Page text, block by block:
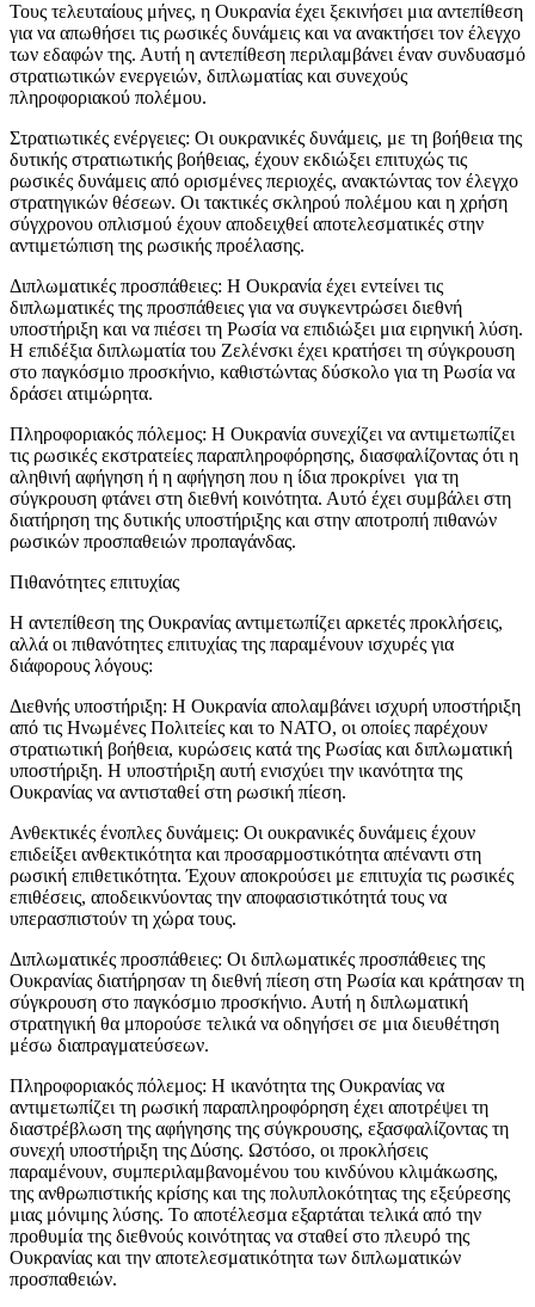
Τους τελευταίους μήνες, η Ουκρανία έχει ξεκινήσει μια αντεπίθεση
για να απωθήσει τις ρωσικές δυνάμεις και να ανακτήσει τον έλεγχο
των εδαφών της. Αυτή η αντεπίθεση περιλαμβάνει έναν συνδυασμό
στρατιωτικών ενεργειών, διπλωματίας και συνεχούς
πληροφοριακού πολέμου.
Στρατιωτικές ενέργειες: Οι ουκρανικές δυνάμεις, με τη βοήθεια της
δυτικής στρατιωτικής βοήθειας, έχουν εκδιώξει επιτυχώς τις
ρωσικές δυνάμεις από ορισμένες περιοχές, ανακτώντας τον έλεγχο
στρατηγικών θέσεων. Οι τακτικές σκληρού πολέμου και η χρήση
σύγχρονου οπλισμού έχουν αποδειχθεί αποτελεσματικές στην
αντιμετώπιση της ρωσικής προέλασης.
Διπλωματικές προσπάθειες: Η Ουκρανία έχει εντείνει τις
διπλωματικές της προσπάθειες για να συγκεντρώσει διεθνή
υποστήριξη και να πιέσει τη Ρωσία να επιδιώξει μια ειρηνική λύση.
Η επιδέξια διπλωματία του Ζελένσκι έχει κρατήσει τη σύγκρουση
στο παγκόσμιο προσκήνιο, καθιστώντας δύσκολο για τη Ρωσία να
δράσει ατιμώρητα.
Πληροφοριακός πόλεμος: Η Ουκρανία συνεχίζει να αντιμετωπίζει
τις ρωσικές εκστρατείες παραπληροφόρησης, διασφαλίζοντας ότι η
αληθινή αφήγηση ή η αφήγηση που η ίδια προκρίνει για τη
σύγκρουση φτάνει στη διεθνή κοινότητα. Αυτό έχει συμβάλει στη
διατήρηση της δυτικής υποστήριξης και στην αποτροπή πιθανών
ρωσικών προσπαθειών προπαγάνδας.
Πιθανότητες επιτυχίας
Η αντεπίθεση της Ουκρανίας αντιμετωπίζει αρκετές προκλήσεις,
αλλά οι πιθανότητες επιτυχίας της παραμένουν ισχυρές για
διάφορους λόγους:
Διεθνής υποστήριξη: Η Ουκρανία απολαμβάνει ισχυρή υποστήριξη
από τις Ηνωμένες Πολιτείες και το ΝΑΤΟ, οι οποίες παρέχουν
στρατιωτική βοήθεια, κυρώσεις κατά της Ρωσίας και διπλωματική
υποστήριξη. Η υποστήριξη αυτή ενισχύει την ικανότητα της
Ουκρανίας να αντισταθεί στη ρωσική πίεση.
Ανθεκτικές ένοπλες δυνάμεις: Οι ουκρανικές δυνάμεις έχουν
επιδείξει ανθεκτικότητα και προσαρμοστικότητα απέναντι στη
ρωσική επιθετικότητα. Έχουν αποκρούσει με επιτυχία τις ρωσικές
επιθέσεις, αποδεικνύοντας την αποφασιστικότητά τους να
υπερασπιστούν τη χώρα τους.
Διπλωματικές προσπάθειες: Οι διπλωματικές προσπάθειες της
Ουκρανίας διατήρησαν τη διεθνή πίεση στη Ρωσία και κράτησαν τη
σύγκρουση στο παγκόσμιο προσκήνιο. Αυτή η διπλωματική
στρατηγική θα μπορούσε τελικά να οδηγήσει σε μια διευθέτηση
μέσω διαπραγματεύσεων.
Πληροφοριακός πόλεμος: Η ικανότητα της Ουκρανίας να
αντιμετωπίζει τη ρωσική παραπληροφόρηση έχει αποτρέψει τη
διαστρέβλωση της αφήγησης της σύγκρουσης, εξασφαλίζοντας τη
συνεχή υποστήριξη της Δύσης. Ωστόσο, οι προκλήσεις
παραμένουν, συμπεριλαμβανομένου του κινδύνου κλιμάκωσης,
της ανθρωπιστικής κρίσης και της πολυπλοκότητας της εξεύρεσης
μιας μόνιμης λύσης. Το αποτέλεσμα εξαρτάται τελικά από την
προθυμία της διεθνούς κοινότητας να σταθεί στο πλευρό της
Ουκρανίας και την αποτελεσματικότητα των διπλωματικών
προσπαθειών.